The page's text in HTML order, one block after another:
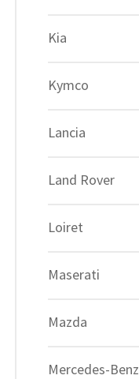
Kia
Kymco
Lancia
Land Rover
Loiret
Maserati
Mazda
Mercedes-Benz